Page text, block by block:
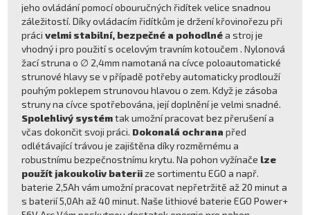
jeho ovládání pomocí obouručných řidítek velice snadnou
záležitostí. Díky ovládacím řidítkům je držení křovinořezu při
prácivelmi stabilní, bezpečné a pohodlnéa stroj je
vhodný i pro použití s ocelovým travním kotoučem . Nylonová
žací struna o ∅ 2,4mm namotaná na cívce poloautomatické
strunové hlavy se v případě potřeby automaticky prodlouží
pouhým poklepem strunovou hlavou o zem. Když je zásoba
struny na cívce spotřebována, její doplnění je velmi snadné.
Spolehlivý systémtak umožní pracovat bez přerušení a
včas dokončit svoji práci. Dokonalá ochrana před
odlétávající trávou je zajištěna díky rozměrnému a
robustnímu bezpečnostnímu krytu. Na pohon vyžínače lze
použít jakoukoliv bateriize sortimentu EGO a např.
baterie 2,5Ah vám umožní pracovat nepřetržitě až 20 minut a
s baterií 5,0Ah až 40 minut. Naše lithiové baterie EGO Power+